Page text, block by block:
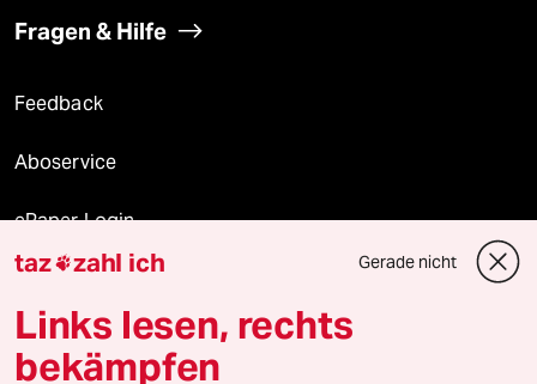
Fragen & Hilfe
Feedback
Aboservice
ePaper Login
Downloads für Abonnierende
taz zahl ich Gerade nicht
Links lesen, rechts
bekämpfen